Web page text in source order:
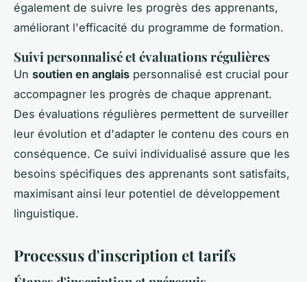
également de suivre les progrès des apprenants,
améliorant l'efficacité du programme de formation.
Suivi personnalisé et évaluations régulières
Un soutien en anglais personnalisé est crucial pour
accompagner les progrès de chaque apprenant.
Des évaluations régulières permettent de surveiller
leur évolution et d'adapter le contenu des cours en
conséquence. Ce suivi individualisé assure que les
besoins spécifiques des apprenants sont satisfaits,
maximisant ainsi leur potentiel de développement
linguistique.
Processus d'inscription et tarifs